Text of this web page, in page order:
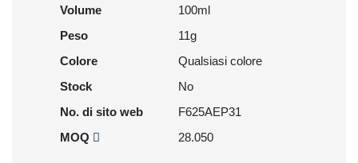
Volume
100ml
Peso
11g
Colore
Qualsiasi colore
Stock
No
No. di sito web
F625AEP31
MOQ
28.050